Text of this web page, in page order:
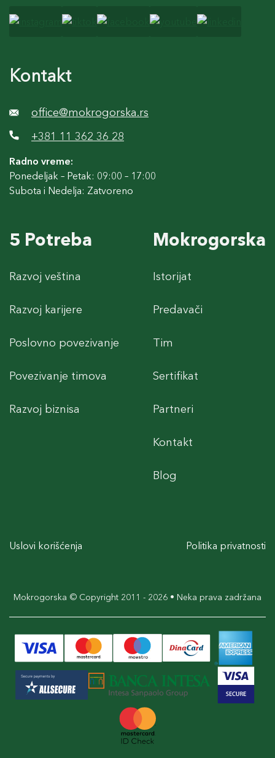
Kontakt
office@mokrogorska.rs
+381 11 362 36 28
Radno vreme:
Ponedeljak – Petak: 09:00 – 17:00
Subota i Nedelja: Zatvoreno
5 Potreba
Razvoj veština
Razvoj karijere
Poslovno povezivanje
Povezivanje timova
Razvoj biznisa
Mokrogorska
Istorijat
Predavači
Tim
Sertifikat
Partneri
Kontakt
Blog
Uslovi korišćenja Politika privatnosti
Mokrogorska © Copyright 2011 - 2026 • Neka prava zadržana